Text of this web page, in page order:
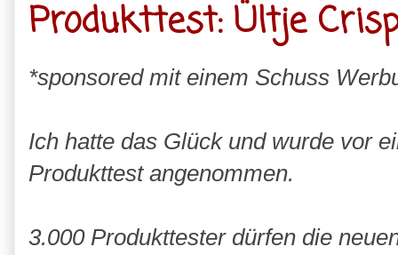
Produkttest: Ültje
*sponsored mit einem Schuss
Ich hatte das Glück und wurde vor
Produkttest angenommen.
3.000 Produkttester dürfen die